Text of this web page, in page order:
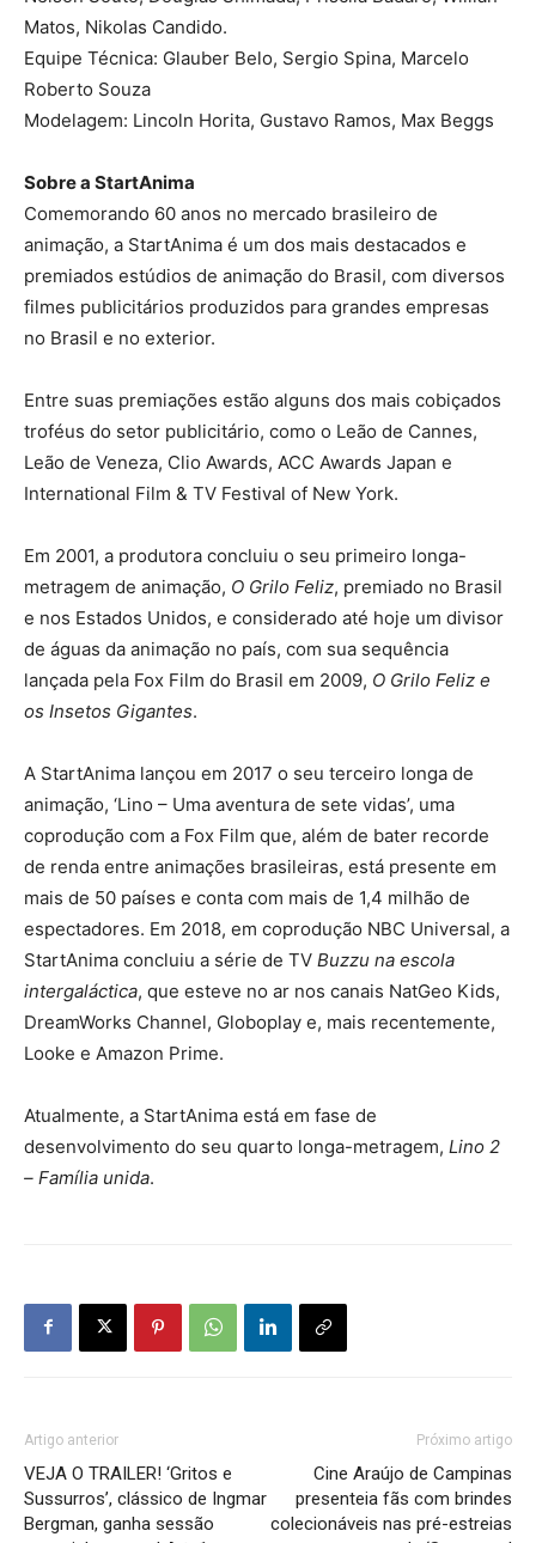
Matos, Nikolas Candido.
Equipe Técnica: Glauber Belo, Sergio Spina, Marcelo
Roberto Souza
Modelagem: Lincoln Horita, Gustavo Ramos, Max Beggs
Sobre a StartAnima
Comemorando 60 anos no mercado brasileiro de
animação, a StartAnima é um dos mais destacados e
premiados estúdios de animação do Brasil, com diversos
filmes publicitários produzidos para grandes empresas
no Brasil e no exterior.
Entre suas premiações estão alguns dos mais cobiçados
troféus do setor publicitário, como o Leão de Cannes,
Leão de Veneza, Clio Awards, ACC Awards Japan e
International Film & TV Festival of New York.
Em 2001, a produtora concluiu o seu primeiro longa-
metragem de animação, O Grilo Feliz, premiado no Brasil
e nos Estados Unidos, e considerado até hoje um divisor
de águas da animação no país, com sua sequência
lançada pela Fox Film do Brasil em 2009, O Grilo Feliz e
os Insetos Gigantes.
A StartAnima lançou em 2017 o seu terceiro longa de
animação, ‘Lino – Uma aventura de sete vidas’, uma
coprodução com a Fox Film que, além de bater recorde
de renda entre animações brasileiras, está presente em
mais de 50 países e conta com mais de 1,4 milhão de
espectadores. Em 2018, em coprodução NBC Universal, a
StartAnima concluiu a série de TV Buzzu na escola
intergaláctica, que esteve no ar nos canais NatGeo Kids,
DreamWorks Channel, Globoplay e, mais recentemente,
Looke e Amazon Prime.
Atualmente, a StartAnima está em fase de
desenvolvimento do seu quarto longa-metragem, Lino 2
– Família unida.
Artigo anterior
VEJA O TRAILER! ‘Gritos e
Sussurros’, clássico de Ingmar
Bergman, ganha sessão
Próximo artigo
Cine Araújo de Campinas
presenteia fãs com brindes
colecionáveis nas pré-estreias